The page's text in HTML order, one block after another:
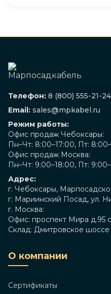
Телефон: 8 (800) 555-21-24
Email: sales@mpkabel.ru
Режим работы:
Офис продаж Чебоксары:
Пн–Чт: 8:00–17:00, Пт:
Офис продаж Москва:
Пн–Чт: 9:00–18:00, Пт:
Адрес:
г. Чебоксары,
г. Мариинский Посад, ул.
г. Москва:
Офис: проспект Мира д.95
Склад: Дмитровское шоссе
О компании
Сертификаты